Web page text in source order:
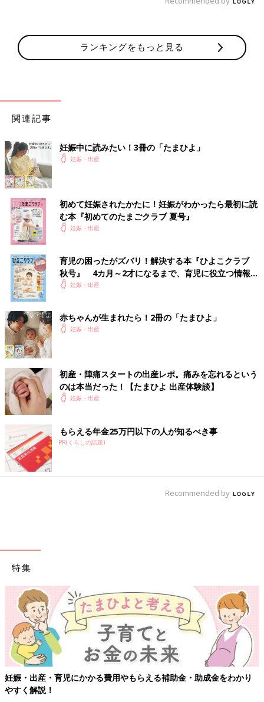
ランキングをもっと見る
関連記事
妊娠中に読みたい！3冊の「たまひよ」
妊娠・出産
初めて妊娠されたかたに！妊娠がわかったら最初に読
む本『初めてのたまごクラブ 夏号』
妊娠・出産
育児の困ったがズバリ！解決する本『ひよこクラブ
秋号』 4カ月～2才になるまで、育児に役立つ情報が
いっぱい！
妊娠・出産
赤ちゃんが生まれたら！2冊の「たまひよ」
妊娠・出産
初産・陣痛スタートの出産レポ。痛みを忘れるという
のは本当だった！【たまひよ 出産体験談】
妊娠・出産
もらえる年金25万円以下の人が知るべき事
PR(くらしの話題)
Recommended by
特集
妊娠・出産・育児にかかる費用やもらえる補助金・助成金をわかり
やすく解説！